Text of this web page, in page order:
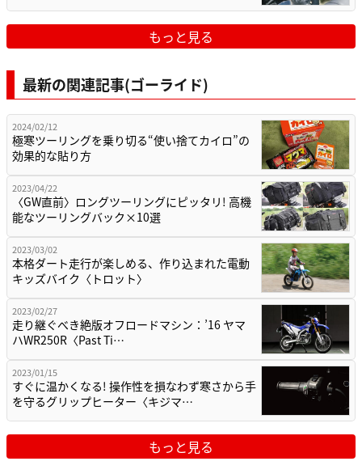
もっと見る
最新の関連記事(ゴーライド)
2024/02/12
極寒ツーリングを乗り切る“使い捨てカイロ”の
効果的な貼り方
2023/04/22
〈GW直前〉ロングツーリングにピッタリ! 高機
能なツーリングバック×10選
2023/03/02
本格ダート走行が楽しめる、作り込まれた電動
キッズバイク〈トロット〉
2023/02/27
走り継ぐべき絶版オフロードマシン：’16 ヤマ
ハWR250R〈Past Ti…
2023/01/15
すぐに温かくなる! 操作性を損なわず寒さから手
を守るグリップヒーター〈キジマ…
もっと見る